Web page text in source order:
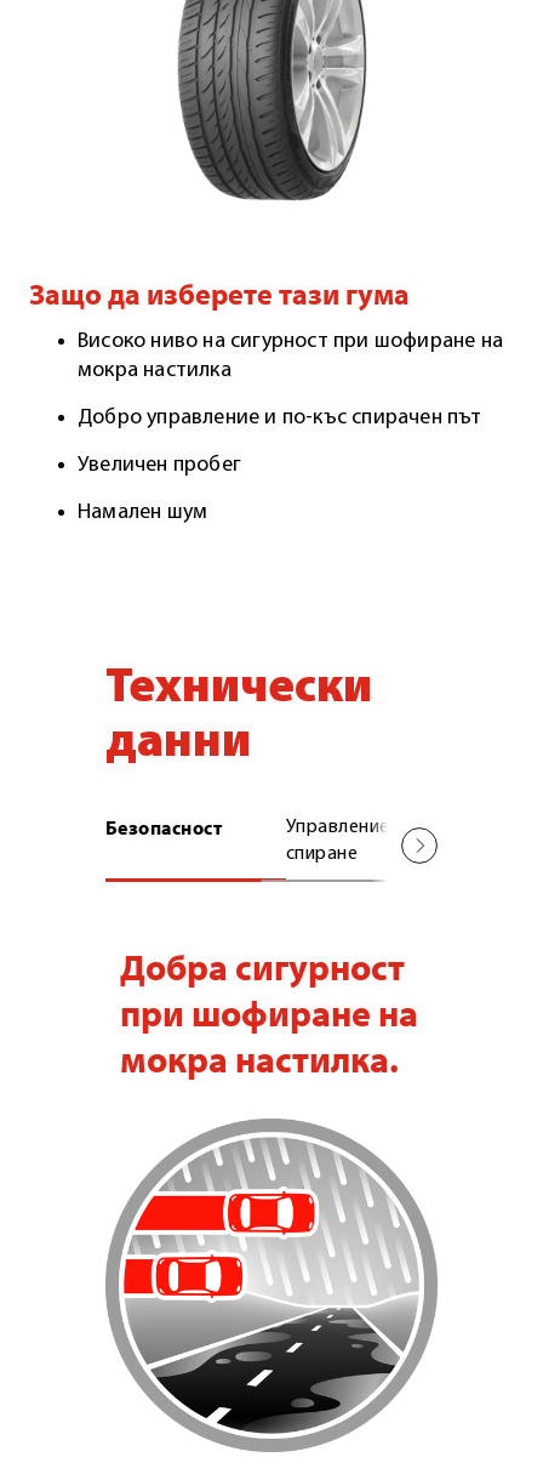
Защо да изберете тази гума
Високо ниво на сигурност при шофиране на
мокра настилка
Добро управление и по-къс спирачен път
Увеличен пробег
Намален шум
Технически
данни
Безопасност
Управление и
спиране
Добра сигурност
при шофиране на
мокра настилка.